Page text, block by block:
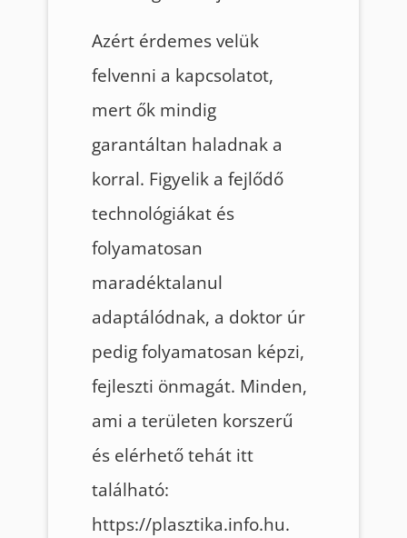
Azért érdemes velük
felvenni a kapcsolatot,
mert ők mindig
garantáltan haladnak a
korral. Figyelik a fejlődő
technológiákat és
folyamatosan
maradéktalanul
adaptálódnak, a doktor úr
pedig folyamatosan képzi,
fejleszti önmagát. Minden,
ami a területen korszerű
és elérhető tehát itt
található:
https://plasztika.info.hu.